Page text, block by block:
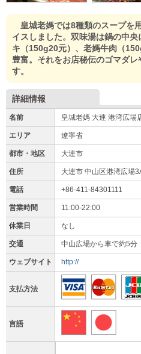
皇城老媽では8種類のスープを
イスしました。双味湯は鍋の中
キ（150g20元）、老媽牛肉（
豊富。それをお店秘伝のゴマダ
す。
詳細情報
名前 皇城老媽 大連 港湾広場
エリア 遼寧省
都市・地区 大連市
住所 大連市 中山区港湾広場
電話 +86-411-84301111
営業時間 11:00-22:00
休業日 なし
交通 中山広場から車で約5分
ウェブサイト http://
支払方法
言語